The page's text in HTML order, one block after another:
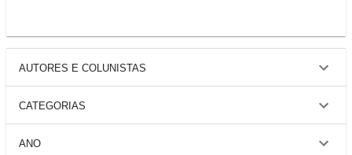
AUTORES E COLUNISTAS
CATEGORIAS
ANO